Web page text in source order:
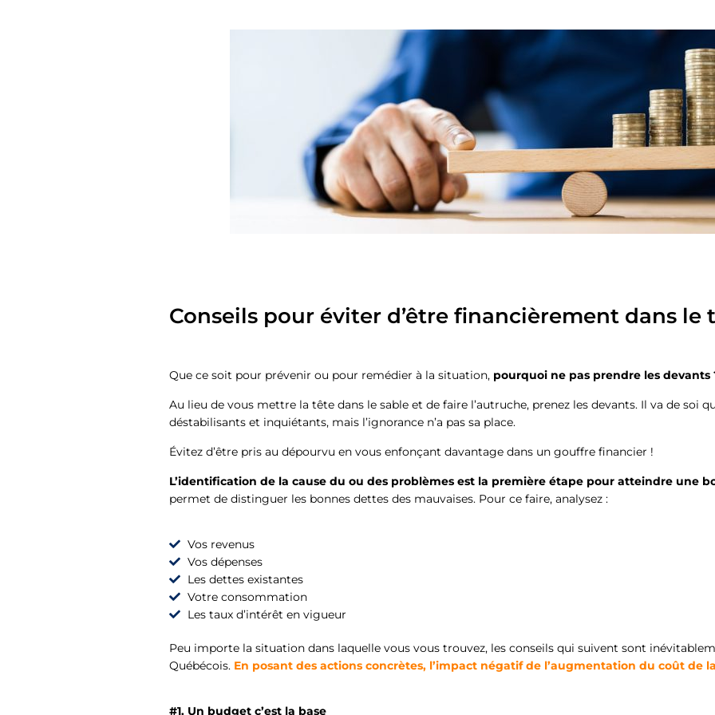
Conseils pour éviter d’être financièrement dans le
Que ce soit pour prévenir ou pour remédier à la situation, pourquoi ne pas prendre les devants
Au lieu de vous mettre la tête dans le sable et de faire l’autruche, prenez les devants. Il va de soi
déstabilisants et inquiétants, mais l’ignorance n’a pas sa place.
Évitez d’être pris au dépourvu en vous enfonçant davantage dans un gouffre financier !
L’identification de la cause du ou des problèmes est la première étape pour atteindre une
permet de distinguer les bonnes dettes des mauvaises. Pour ce faire, analysez :
Vos revenus
Vos dépenses
Les dettes existantes
Votre consommation
Les taux d’intérêt en vigueur
Peu importe la situation dans laquelle vous vous trouvez, les conseils qui suivent sont
Québécois. En posant des actions concrètes, l’impact négatif de l’augmentation du coût
#1. Un budget c’est la base